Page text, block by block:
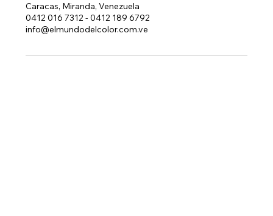
Caracas, Miranda, Venezuela
0412 016 7312 - 0412 189 6792
info@elmundodelcolor.com.ve